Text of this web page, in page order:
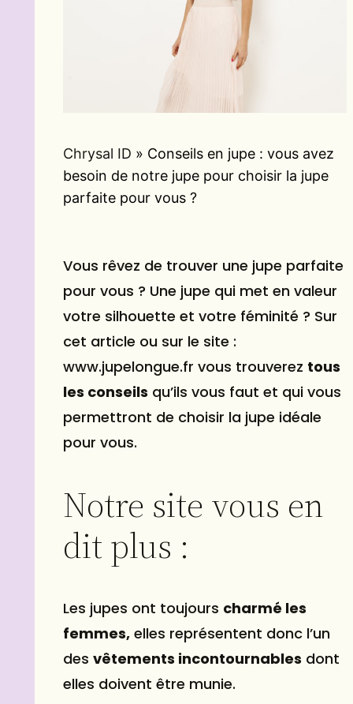
Chrysal ID » Conseils en jupe : vous avez
besoin de notre jupe pour choisir la jupe
parfaite pour vous ?
Vous rêvez de trouver une jupe parfaite
pour vous ? Une jupe qui met en valeur
votre silhouette et votre féminité ? Sur
cet article ou sur le site :
www.jupelongue.fr vous trouverez tous
les conseils qu’ils vous faut et qui vous
permettront de choisir la jupe idéale
pour vous.
Notre site vous en
dit plus :
Les jupes ont toujours charmé les
femmes, elles représentent donc l’un
des vêtements incontournables dont
elles doivent être munie.